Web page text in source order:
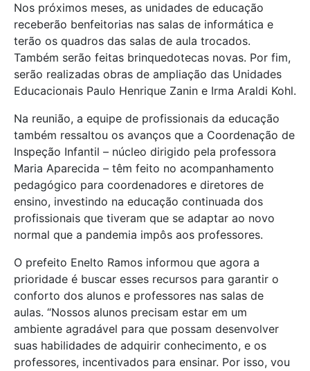
Nos próximos meses, as unidades de educação
receberão benfeitorias nas salas de informática e
terão os quadros das salas de aula trocados.
Também serão feitas brinquedotecas novas. Por fim,
serão realizadas obras de ampliação das Unidades
Educacionais Paulo Henrique Zanin e Irma Araldi Kohl.
Na reunião, a equipe de profissionais da educação
também ressaltou os avanços que a Coordenação de
Inspeção Infantil – núcleo dirigido pela professora
Maria Aparecida – têm feito no acompanhamento
pedagógico para coordenadores e diretores de
ensino, investindo na educação continuada dos
profissionais que tiveram que se adaptar ao novo
normal que a pandemia impôs aos professores.
O prefeito Enelto Ramos informou que agora a
prioridade é buscar esses recursos para garantir o
conforto dos alunos e professores nas salas de
aulas. “Nossos alunos precisam estar em um
ambiente agradável para que possam desenvolver
suas habilidades de adquirir conhecimento, e os
professores, incentivados para ensinar. Por isso, vou